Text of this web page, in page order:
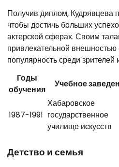
Получив диплом, Кудрявцева
чтобы достичь больших
актерской сферах. Своим
привлекательной
популярность среди
Годы
обучения
Учебное
1987-1991
Хабаровское
государственное
училище искусств
Детство и семья